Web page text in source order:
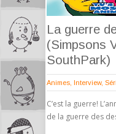
La guerre
(Simpsons
SouthPark)
Animes Interview,
C’est la guerre!
de la guerre des